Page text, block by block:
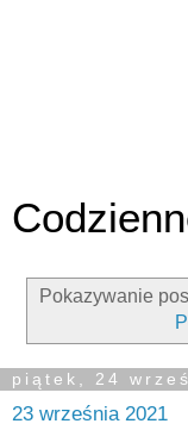
Pokazywanie
piątek, 24
23 września 2021